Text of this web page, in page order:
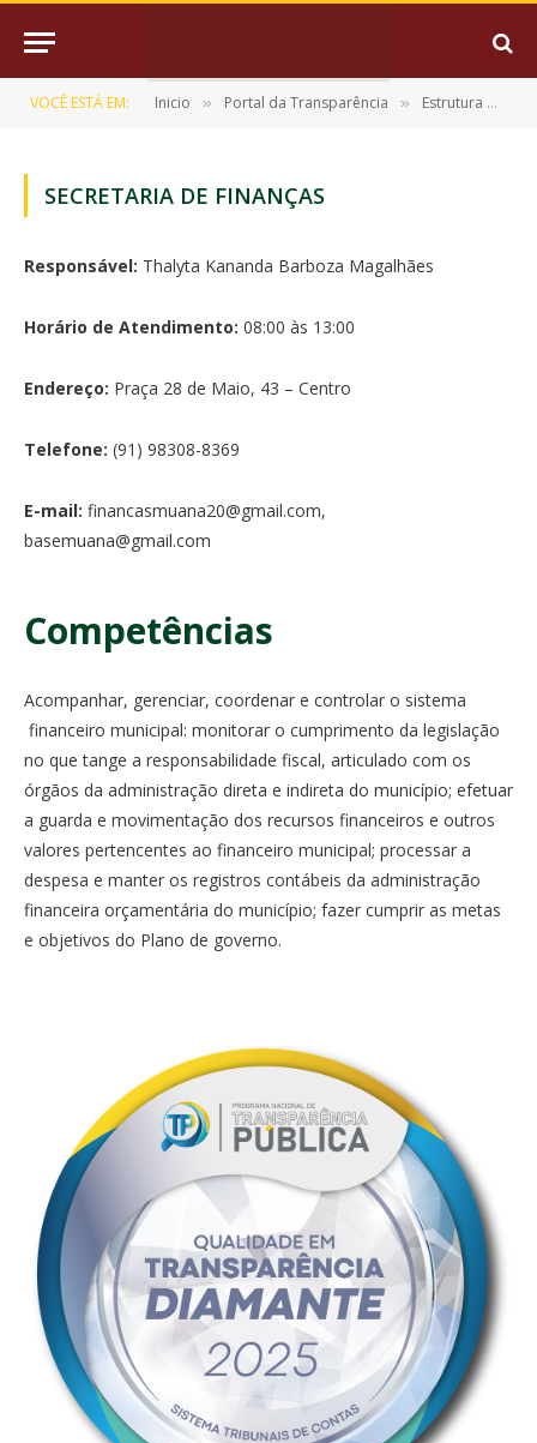
VOCÊ ESTÁ EM: Inicio » Portal da Transparência » Estrutura Organizacional
SECRETARIA DE FINANÇAS
Responsável: Thalyta Kananda Barboza Magalhães
Horário de Atendimento: 08:00 às 13:00
Endereço: Praça 28 de Maio, 43 – Centro
Telefone: (91) 98308-8369
E-mail: financasmuana20@gmail.com,
basemuana@gmail.com
Competências
Acompanhar, gerenciar, coordenar e controlar o sistema
financeiro municipal: monitorar o cumprimento da legislação
no que tange a responsabilidade fiscal, articulado com os
órgãos da administração direta e indireta do município; efetuar
a guarda e movimentação dos recursos financeiros e outros
valores pertencentes ao financeiro municipal; processar a
despesa e manter os registros contábeis da administração
financeira orçamentária do município; fazer cumprir as metas
e objetivos do Plano de governo.